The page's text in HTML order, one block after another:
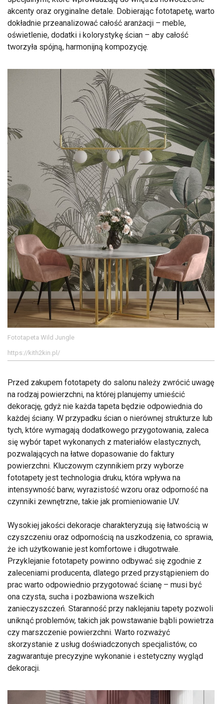
akcenty oraz oryginalne detale. Dobierając fototapetę, warto
dokładnie przeanalizować całość aranżacji – meble,
oświetlenie, dodatki i kolorystykę ścian – aby całość
tworzyła spójną, harmonijną kompozycję.
Fototapeta Wild Jungle
https://kith2kin.pl/
Przed zakupem fototapety do salonu należy zwrócić uwagę
na rodzaj powierzchni, na której planujemy umieścić
dekorację, gdyż nie każda tapeta będzie odpowiednia do
każdej ściany. W przypadku ścian o nierównej strukturze lub
tych, które wymagają dodatkowego przygotowania, zaleca
się wybór tapet wykonanych z materiałów elastycznych,
pozwalających na łatwe dopasowanie do faktury
powierzchni. Kluczowym czynnikiem przy wyborze
fototapety jest technologia druku, która wpływa na
intensywność barw, wyrazistość wzoru oraz odporność na
czynniki zewnętrzne, takie jak promieniowanie UV.
Wysokiej jakości dekoracje charakteryzują się łatwością w
czyszczeniu oraz odpornością na uszkodzenia, co sprawia,
że ich użytkowanie jest komfortowe i długotrwałe.
Przyklejanie fototapety powinno odbywać się zgodnie z
zaleceniami producenta, dlatego przed przystąpieniem do
prac warto odpowiednio przygotować ścianę – musi być
ona czysta, sucha i pozbawiona wszelkich
zanieczyszczeń. Staranność przy naklejaniu tapety pozwoli
uniknąć problemów, takich jak powstawanie bąbli powietrza
czy marszczenie powierzchni. Warto rozważyć
skorzystanie z usług doświadczonych specjalistów, co
zagwarantuje precyzyjne wykonanie i estetyczny wygląd
dekoracji.